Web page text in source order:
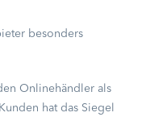
besonders
Onlinehändler als
hat das Siegel